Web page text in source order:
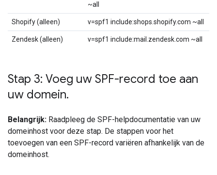
~all
Shopify (alleen) v=spf1 include:shops.shopify.com ~all
Zendesk (alleen) v=spf1 include:mail.zendesk.com ~all
Stap 3: Voeg uw SPF-record toe aan
uw domein.
Belangrijk: Raadpleeg de SPF-helpdocumentatie van uw
domeinhost voor deze stap. De stappen voor het
toevoegen van een SPF-record variëren afhankelijk van de
domeinhost.